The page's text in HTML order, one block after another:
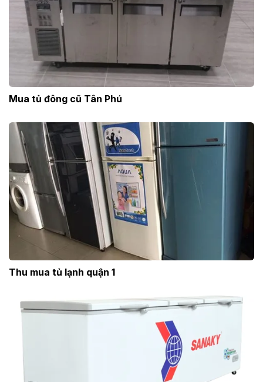
Mua tủ đông cũ Tân Phú
Thu mua tủ lạnh quận 1